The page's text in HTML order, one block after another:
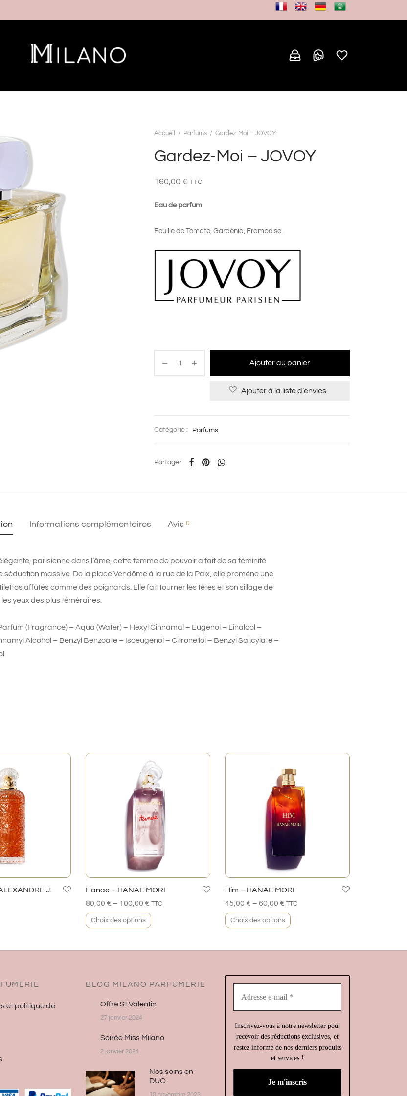
Accueil / Parfums / Gardez-Moi – JOVOY
Gardez-Moi – JOVOY
160,00 € TTC
Eau de parfum
Feuille de Tomate, Gardénia, Framboise.
Ajouter au panier
Ajouter à la liste d’envies
Catégorie : Parfums
Partager
Informations complémentaires Avis 0
parisienne dans l’âme, cette femme de pouvoir a fait de sa féminité
massive. De la place Vendôme à la rue de la Paix, elle promène une
affûtés comme des poignards. Elle fait tourner les têtes et son sillage de
yeux des plus téméraires.
(Fragrance) – Aqua (Water) – Hexyl Cinnamal – Eugenol – Linalool –
Alcohol – Benzyl Benzoate – Isoeugenol – Citronellol – Benzyl Salicylate –
J.
Hanae – HANAE MORI
80,00 € – 100,00 € TTC
Choix des options
Him – HANAE MORI
45,00 € – 60,00 € TTC
Choix des options
et politique de
BLOG MILANO PARFUMERIE
Offre St Valentin
27 janvier 2024
Soirée Miss Milano
2 janvier 2024
Nos soins en
DUO
Inscrivez-vous à notre newsletter pour
recevoir des réductions exclusives, et
restez informé de nos derniers produits
et services !